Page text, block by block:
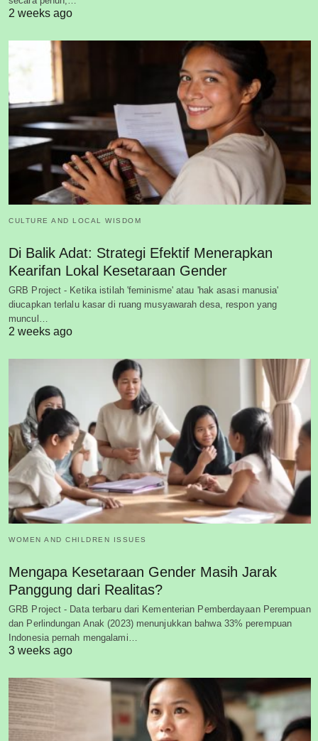
2 weeks ago
CULTURE AND LOCAL WISDOM
Di Balik Adat: Strategi Efektif Menerapkan
Kearifan Lokal Kesetaraan Gender
GRB Project - Ketika istilah 'feminisme' atau 'hak asasi manusia'
diucapkan terlalu kasar di ruang musyawarah desa, respon yang
muncul…
2 weeks ago
WOMEN AND CHILDREN ISSUES
Mengapa Kesetaraan Gender Masih Jarak
Panggung dari Realitas?
GRB Project - Data terbaru dari Kementerian Pemberdayaan Perempuan
dan Perlindungan Anak (2023) menunjukkan bahwa 33% perempuan
Indonesia pernah mengalami…
3 weeks ago